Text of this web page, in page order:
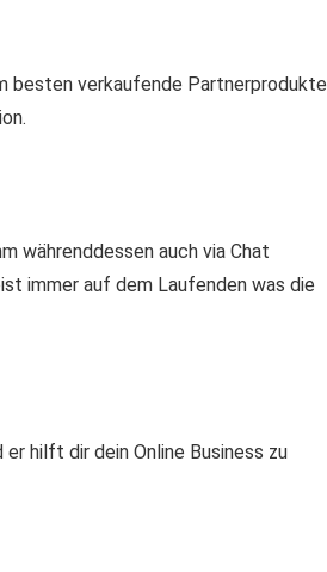
besten verkaufende Partnerprodukte
währenddessen auch via Chat
immer auf dem Laufenden was die
hilft dir dein Online Business zu